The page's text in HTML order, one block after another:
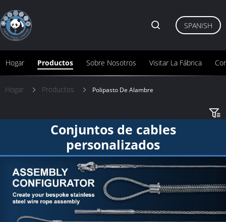
Hogar Productos Sobre Nosotros Visitar La Fábrica
SPANISH
Hogar Productos Polipasto De Alambre
Conjuntos de cables
personalizados